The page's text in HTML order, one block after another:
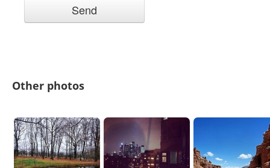
Other photos